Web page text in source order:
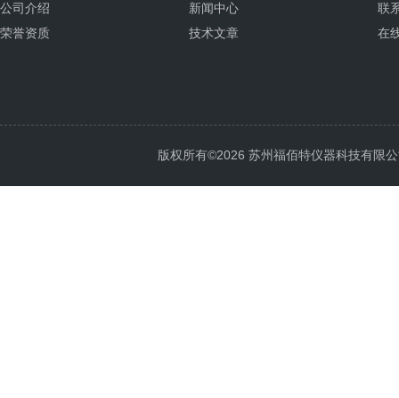
公司介绍
荣誉资质
新闻中心
技术文章
联
在
版权所有©2026 苏州福佰特仪器科技有限